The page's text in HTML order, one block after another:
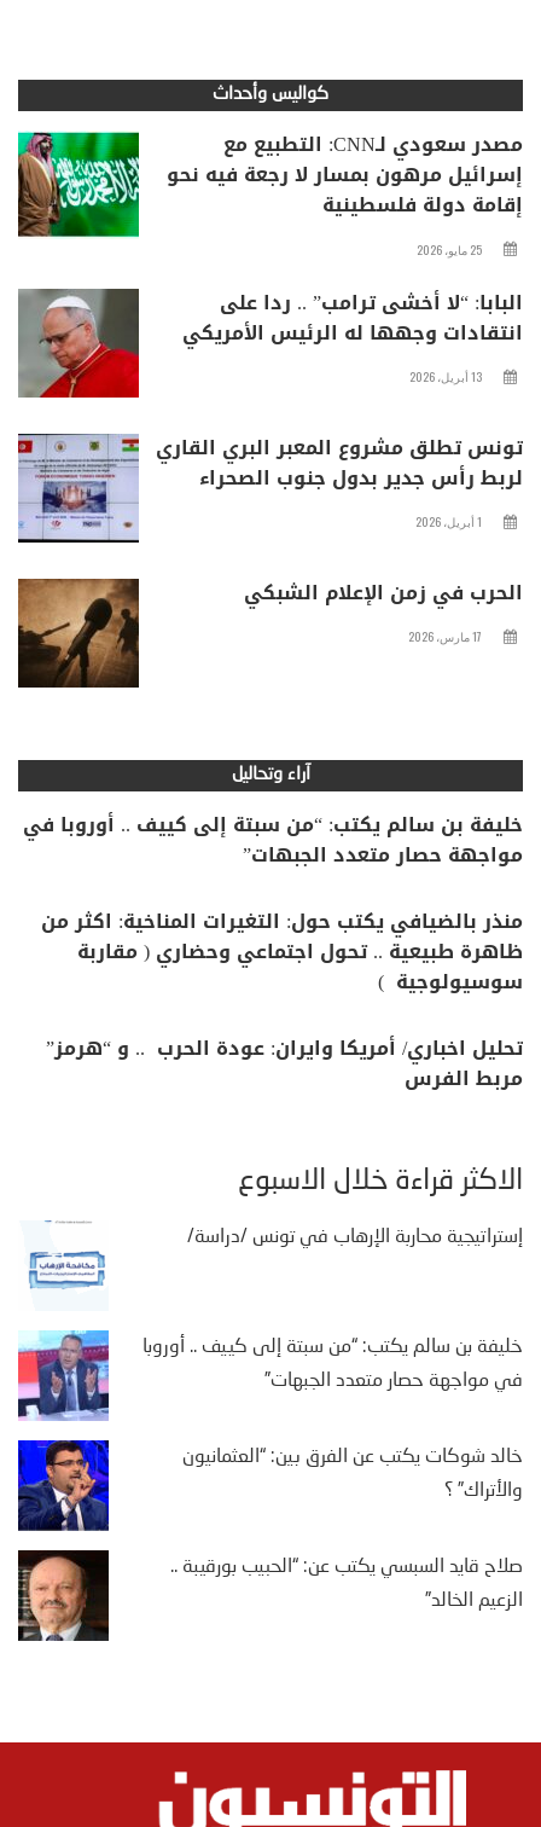
كواليس وأحداث
مصدر سعودي لـCNN: التطبيع مع
إسرائيل مرهون بمسار لا رجعة فيه نحو
إقامة دولة فلسطينية
25 مايو، 2026
البابا: “لا أخشى ترامب” .. ردا على
انتقادات وجهها له الرئيس الأمريكي
13 أبريل، 2026
تونس تطلق مشروع المعبر البري القاري
لربط رأس جدير بدول جنوب الصحراء
1 أبريل، 2026
الحرب في زمن الإعلام الشبكي
17 مارس، 2026
آراء وتحاليل
خليفة بن سالم يكتب: “من سبتة إلى كييف .. أوروبا في
مواجهة حصار متعدد الجبهات”
منذر بالضيافي يكتب حول: التغيرات المناخية: اكثر من
ظاهرة طبيعية .. تحول اجتماعي وحضاري ( مقاربة
سوسيولوجية )
تحليل اخباري/ أمريكا وايران: عودة الحرب .. و “هرمز”
مربط الفرس
الأكثر قراءة خلال الأسبوع
إستراتيجية محاربة الإرهاب في تونس /دراسة/
خليفة بن سالم يكتب: “من سبتة إلى كييف .. أوروبا
في مواجهة حصار متعدد الجبهات”
خالد شوكات يكتب عن الفرق بين: “العثمانيون
والأتراك” ؟
صلاح قايد السبسي يكتب عن: “الحبيب بورقيبة ..
الزعيم الخالد”